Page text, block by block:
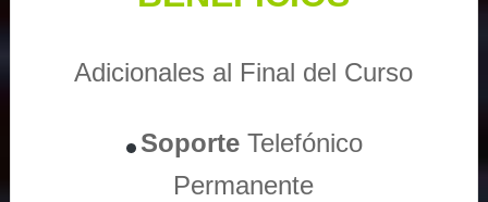
Adicionales al Final del Curso
Soporte Telefónico
Permanente